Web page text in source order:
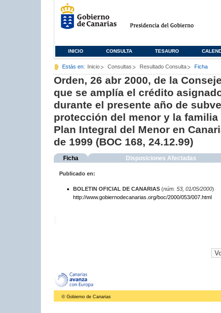
INICIO CONSULTA TESAURO
Estás en: Inicio Consultas Resultado Consulta Ficha
Orden, 26 abr 2000, de la
que se amplía el crédito
durante el presente año de
protección del menor y la
Plan Integral del Menor en
de 1999 (BOC 168, 24.12.99)
Ficha Disposiciones Afectadas
Publicado en:
BOLETIN OFICIAL DE CANARIAS(núm. 53, 01/05/2000)
http://www.gobiernodecanarias.org/boc/2000/053/007.html
© Gobierno de Canarias